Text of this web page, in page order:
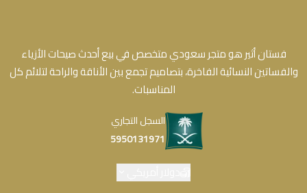
فستان أثير هو متجر سعودي متخصص في بيع أحدث صيحات الأزياء
والفساتين النسائية الفاخرة، بتصاميم تجمع بين الأناقة والراحة لتلائم كل
المناسبات.
السجل التجاري
5950131971